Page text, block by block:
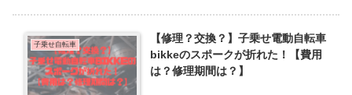
子乗せ自転車
【修理？交換？】子乗せ電動自転車
bikkeのスポークが折れた！【費用
は？修理期間は？】